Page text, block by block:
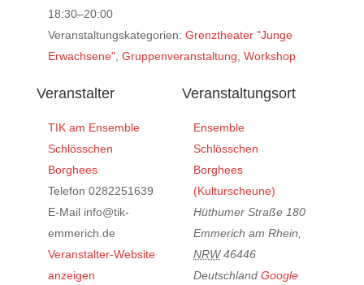
18:30–20:00
Veranstaltungskategorien: Grenztheater "Junge
Erwachsene", Gruppenveranstaltung Workshop
Veranstaltungsort
Ensemble
Schlösschen
Borghees
(Kulturscheune)
Hüthumer Straße 180
Emmerich am Rhein
NRW 46446
Deutschland Google
Veranstalter
TIK am Ensemble
Schlösschen
Borghees
Telefon 0282251639
E-Mail info@tik-
emmerich.de
Veranstalter-Website
anzeigen